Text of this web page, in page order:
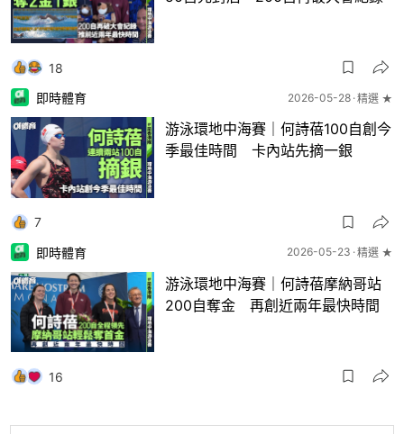
18
即時體育
2026-05-28 精選 ★
游泳環地中海賽｜何詩蓓100自創今
季最佳時間 卡內站先摘一銀
7
即時體育
2026-05-23 精選 ★
游泳環地中海賽｜何詩蓓摩納哥站
200自奪金 再創近兩年最快時間
16